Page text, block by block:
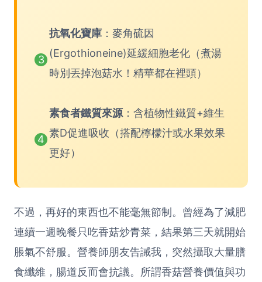
3
抗氧化寶庫 ：麥角硫因
(Ergothioneine)延緩細胞老化（煮湯
時別丟掉泡菇水！精華都在裡頭）
4
素食者鐵質來源 ：含植物性鐵質+維生
素D促進吸收（搭配檸檬汁或水果效果
更好）
不過，再好的東西也不能毫無節制。曾經為了減肥
連續一週晚餐只吃香菇炒青菜，結果第三天就開始
脹氣不舒服。營養師朋友告誡我，突然攝取大量膳
食纖維，腸道反而會抗議。所謂香菇營養價值與功